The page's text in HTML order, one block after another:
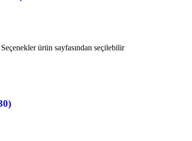
ürün sayfasından seçilebilir